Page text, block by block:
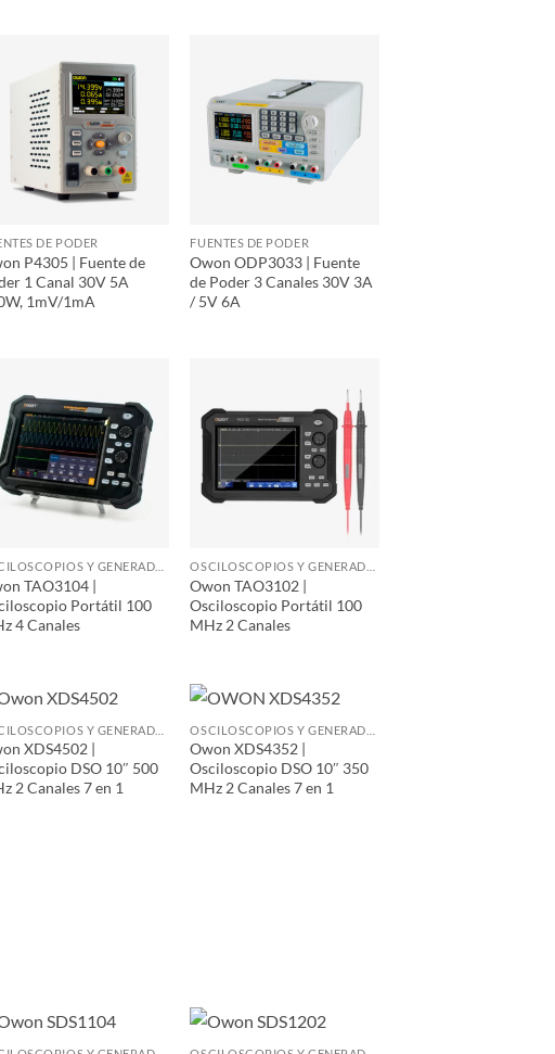
DE PODER
P4305 | Fuente de
1 Canal 30V 5A
1mV/1mA
FUENTES DE PODER
Owon ODP3033 | Fuente
de Poder 3 Canales 30V 3A
/ 5V 6A
TAO3104 |
Portátil 100
4 Canales
Owon TAO3102 |
Osciloscopio Portátil 100
MHz 2 Canales
XDS4502 |
DSO 10″ 500
2 Canales 7 en 1
Owon XDS4352 |
Osciloscopio DSO 10″ 350
MHz 2 Canales 7 en 1